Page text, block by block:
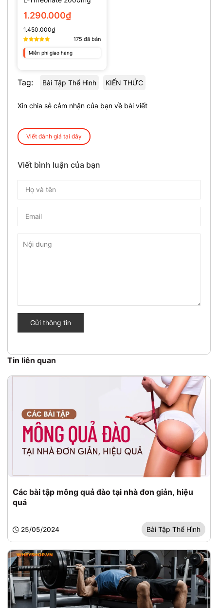
(135 Viên)
1.290.000₫
1.450.000₫
175 đã bán
Miễn phí giao hàng
Tag: Bài Tập Thể Hình KIẾN THỨC
Xin chia sẻ cảm nhận của bạn về bài viết
Viết đánh giá tại đây
Viết bình luận của bạn
Gửi thông tin
Tin liên quan
Các bài tập mông quả đào tại nhà đơn giản, hiệu
quả
25/05/2024 Bài Tập Thể Hình